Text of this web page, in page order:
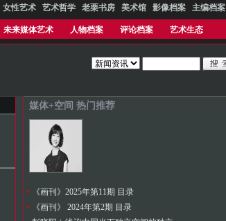
女性艺术 艺术哲学 老栗书房 美术馆 影像档案 主编档案
未来媒体艺术 人物档案 评论档案 艺术生态
媒体+空间 热门推荐
《画刊》2025年第11期 目录
《画刊》 2024年第2期 目录